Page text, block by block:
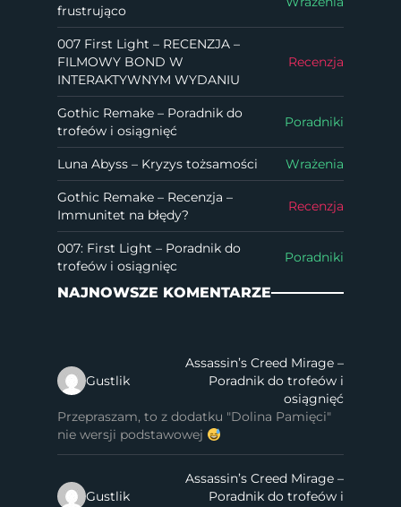
frustrująco
007 First Light – RECENZJA –
FILMOWY BOND W
INTERAKTYWNYM WYDANIU
Recenzja
Gothic Remake – Poradnik do
trofeów i osiągnięć
Poradniki
Luna Abyss – Kryzys tożsamości Wrażenia
Gothic Remake – Recenzja –
Immunitet na błędy?
Recenzja
007: First Light – Poradnik do
trofeów i osiągnięc
Poradniki
NAJNOWSZE KOMENTARZE
Gustlik
Assassin’s Creed Mirage –
Poradnik do trofeów i
osiągnięć
Przepraszam, to z dodatku "Dolina Pamięci"
nie wersji podstawowej
Gustlik
Assassin’s Creed Mirage –
Poradnik do trofeów i